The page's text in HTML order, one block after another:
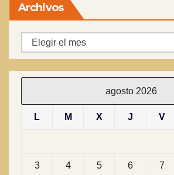
Archivos
Archivos
agosto 2026
L M X J V
3 4 5 6 7